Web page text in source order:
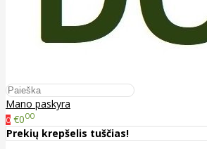
Mano paskyra
0 €000
Prekių krepšelis tuščias!